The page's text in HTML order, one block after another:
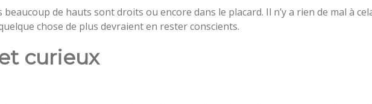
beaucoup de hauts sont droits ou encore dans le placard. Il n’y a rien de mal à
chose de plus devraient en rester conscients.
curieux